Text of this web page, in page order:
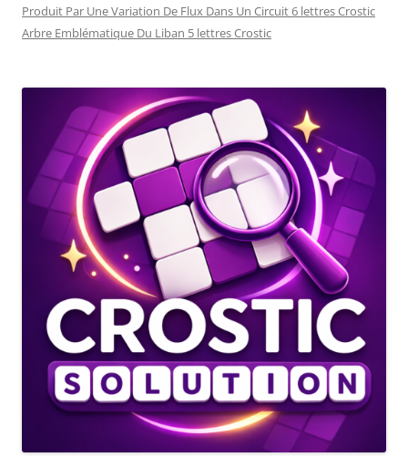
Produit Par Une Variation De Flux Dans Un Circuit 6 lettres Crostic
Arbre Emblématique Du Liban 5 lettres Crostic